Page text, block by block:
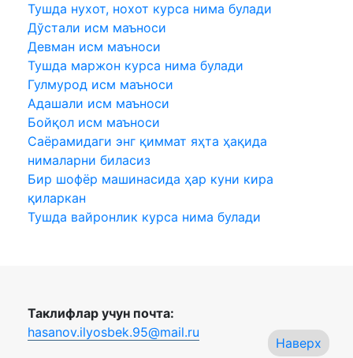
Тушда нухот, нохот курса нима булади
Дўстали исм маъноси
Девман исм маъноси
Тушда маржон курса нима булади
Гулмурод исм маъноси
Адашали исм маъноси
Бойқол исм маъноси
Саёрамидаги энг қиммат яҳта ҳақида
нималарни биласиз
Бир шофёр машинасида ҳар куни кира
қиларкан
Тушда вайронлик курса нима булади
Наверх
Таклифлар учун почта:
hasanov.ilyosbek.95@mail.ru